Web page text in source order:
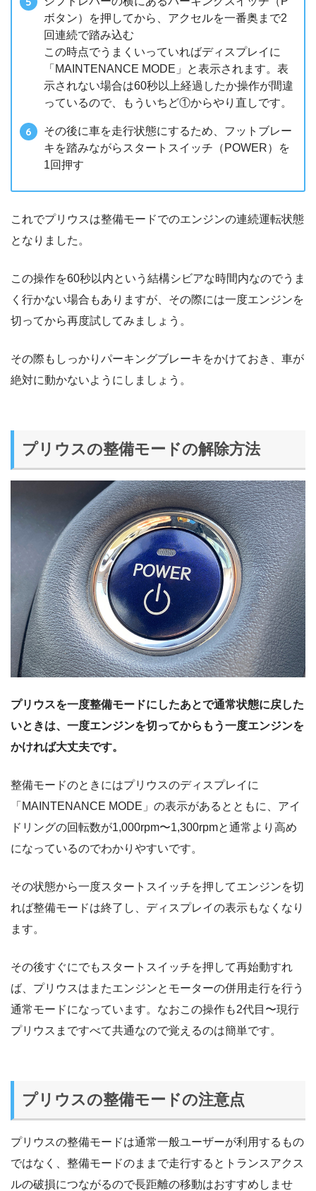
ボタン）を押してから、アクセルを一番奥まで2
回連続で踏み込む
この時点でうまくいっていればディスプレイに
「MAINTENANCE MODE」と表示されます。表
示されない場合は60秒以上経過したか操作が間違
っているので、もういちど①からやり直しです。
その後に車を走行状態にするため、フットブレー
キを踏みながらスタートスイッチ（POWER）を
1回押す
これでプリウスは整備モードでのエンジンの連続運転状態
となりました。
この操作を60秒以内という結構シビアな時間内なのでうま
く行かない場合もありますが、その際には一度エンジンを
切ってから再度試してみましょう。
その際もしっかりパーキングブレーキをかけておき、車が
絶対に動かないようにしましょう。
プリウスの整備モードの解除方法
プリウスを一度整備モードにしたあとで通常状態に戻した
いときは、一度エンジンを切ってからもう一度エンジンを
かければ大丈夫です。
整備モードのときにはプリウスのディスプレイに
「MAINTENANCE MODE」の表示があるとともに、アイ
ドリングの回転数が1,000rpm〜1,300rpmと通常より高め
になっているのでわかりやすいです。
その状態から一度スタートスイッチを押してエンジンを切
れば整備モードは終了し、ディスプレイの表示もなくなり
ます。
その後すぐにでもスタートスイッチを押して再始動すれ
ば、プリウスはまたエンジンとモーターの併用走行を行う
通常モードになっています。なおこの操作も2代目〜現行
プリウスまですべて共通なので覚えるのは簡単です。
プリウスの整備モードの注意点
プリウスの整備モードは通常一般ユーザーが利用するもの
ではなく、整備モードのままで走行するとトランスアクス
ルの破損につながるので長距離の移動はおすすめしませ